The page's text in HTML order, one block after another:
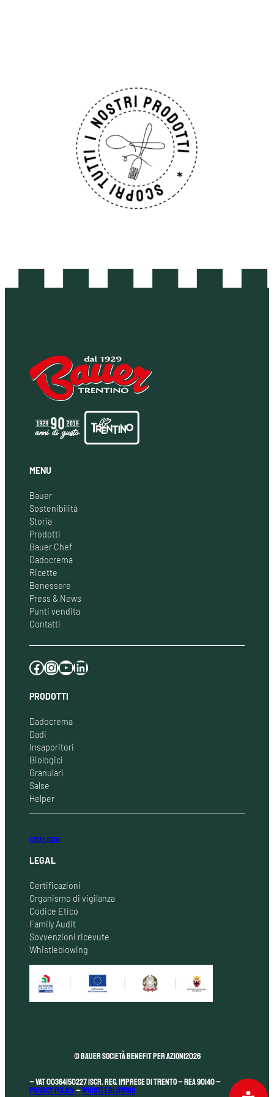
MENU
Bauer
Sostenibilità
Storia
Prodotti
Bauer Chef
Dadocrema
Ricette
Benessere
Press & News
Punti vendita
Contatti
Facebook Instagram YouTube LinkedIn
PRODOTTI
Dadocrema
Dadi
Insaporitori
Biologici
Granulari
Salse
Helper
CATALOGHI
LEGAL
Certificazioni
Organismo di vigilanza
Codice Etico
Family Audit
Sovvenzioni ricevute
Whistleblowing
© Bauer Società Benefit per Azioni2026
– VAT 00364150227 Iscr. Reg. Imprese di Trento – REA 90140 –
Privacy Policy–Whistleblowing